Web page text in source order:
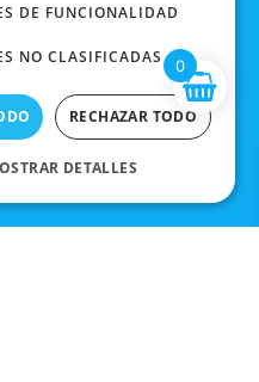
0
DE FUNCIONALIDAD
NO CLASIFICADAS
RECHAZAR TODO
DETALLES